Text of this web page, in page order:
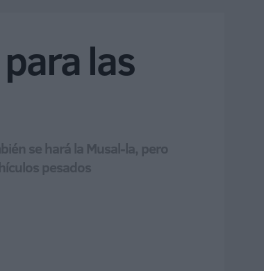
las
se hará la Musal-la, pero
pesados